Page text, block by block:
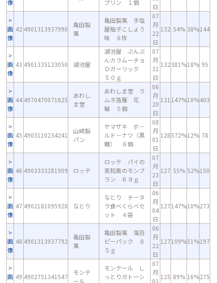
像
プリン １個
日
画
像
42 4901313937990
亀田製
菓
亀田製菓 手塩
屋柚子こしょう
味 ８枚
07
月
22
日
132 54% 38%144
画
像
43 4901335123050 湖池屋
湖池屋 ぷんぷ
んカラムーチョ
Ｄガーリック
５０ｇ
07
月
31
日
132381%18% 95
画
像
44 4970470071625
あわし
ま堂
あわしま堂 ラ
ムネ落雁 花
輪 ５個
06
月
20
日
131 147%10%403
画
像
45 4903110234241
山崎製
パン
ヤマザキ ボ－
ルド－ナツ（黒
糖） ８個
08
月
01
日
128572%12% 78
画
像
46 4903333281909 ロッテ
ロッテ パイの
実和栗のモンブ
ラン ６９ｇ
07
月
23
日
127 55% 52%150
画
像
47 4902181095928 なとり
なとり チータ
ラ食べくらべセ
ット ４袋
06
月
04
日
127147%10%273
画
像
48 4901313937792
亀田製
菓
亀田製菓 海苔
ピーパック ８
５ｇ
06
月
22
日
127109%51%197
画 49 4902751341547
モンテ
ール
モンテール し
っとりガトーシ
07
月
01
125 89% 16%275